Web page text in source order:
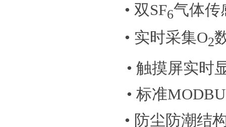
• 双SF6气体传
• 实时采集O2
• 触摸屏实时
• 标准
• 防尘防潮结